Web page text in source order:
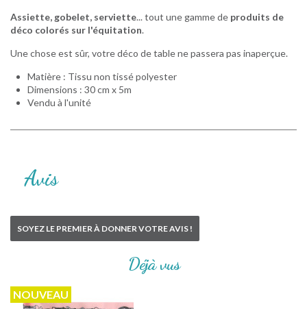
Assiette, gobelet, serviette... tout une gamme de produits de
déco colorés sur l'équitation.
Une chose est sûr, votre déco de table ne passera pas inaperçue.
Matière : Tissu non tissé polyester
Dimensions : 30 cm x 5m
Vendu à l'unité
Avis
SOYEZ LE PREMIER À DONNER VOTRE AVIS !
Déjà vus
NOUVEAU